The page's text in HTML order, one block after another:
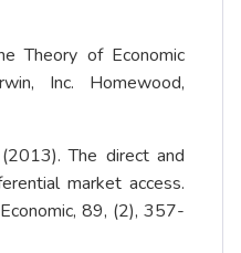
Theory of Economic
Inc. Homewood,
The direct and
market access.
89, (2), 357-